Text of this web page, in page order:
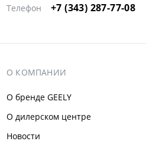
Телефон +7 (343) 287-77-08
О КОМПАНИИ
О бренде GEELY
О дилерском центре
Новости